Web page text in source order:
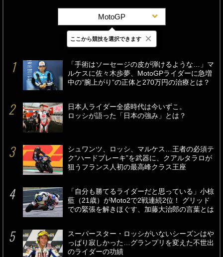
MotoGP
最新 24時間 週間
「手術はソーセージの皮が弾けるような…」マ
ルケスに佐々木歩夢、MotoGPライダーに急増
中の“腕上がり”の正体と270万円の治療とは？
日本人ライダー全盛時代は今いずこ。
ロッシが語った「日本の強み」とは？
シュワンツ、ロッシ、マルケス…王者の必須テ
ク“ハードブレーキ”を武器に、クアルタラロが
狙うフランス人初の最高峰クラス王座
「自分も勝てるライダーだと思っている」小椋
藍（21歳）がMoto2で2戦連続2位！ グリッド
での緊張を解きほぐす、加藤大治郎の言葉とは
スーパースター・ロッシがいないシーズンはや
っぱり寂しかった…グランプリを変えた不世出
のライダーの功績
ここから競技を選択できます ×